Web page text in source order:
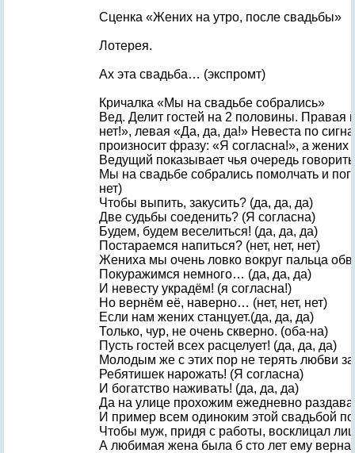
Сценка «Жених на утро, после свадьбы»
Лотерея.
Ах эта свадьба… (экспромт)
Кричалка «Мы на свадьбе собрались»
Вед. Делит гостей на 2 половины. Правая
нет!», левая «Да, да, да!» Невеста по
произносит фразу: «Я согласна!», а жених
Ведущий показывает чья очередь
Мы на свадьбе собрались помолчать и
нет)
Чтобы выпить, закусить? (да, да, да)
Две судьбы соеденить? (Я согласна)
Будем, будем веселиться! (да, да, да)
Постараемся напиться? (нет, нет, нет)
Жениха мы очень ловко вокруг пальца
Покуражимся немного… (да, да, да)
И невесту украдём! (я согласна!)
Но вернём её, наверно… (нет, нет, нет)
Если нам жених станцует.(да, да, да)
Только, чур, не очень скверно. (оба-на)
Пусть гостей всех расцелует! (да, да, да)
Молодым же с этих пор не терять любви
Ребятишек нарожать! (Я согласна)
И богатство наживать! (да, да, да)
Да на улице прохожим ежедневно
И пример всем одиноким этой свадьбой
Чтобы муж, придя с работы, восклицал
А любимая жена была б сто лет ему верна!